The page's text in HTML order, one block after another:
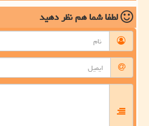
لطفا شما همنظر دهید